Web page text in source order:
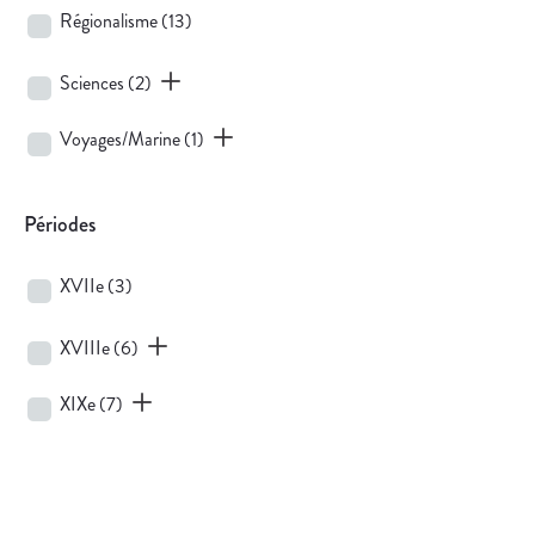
Régionalisme(13)
Sciences (2)
Voyages/Marine(1)
Périodes
XVIIe(3)
XVIIIe(6)
XIXe(7)